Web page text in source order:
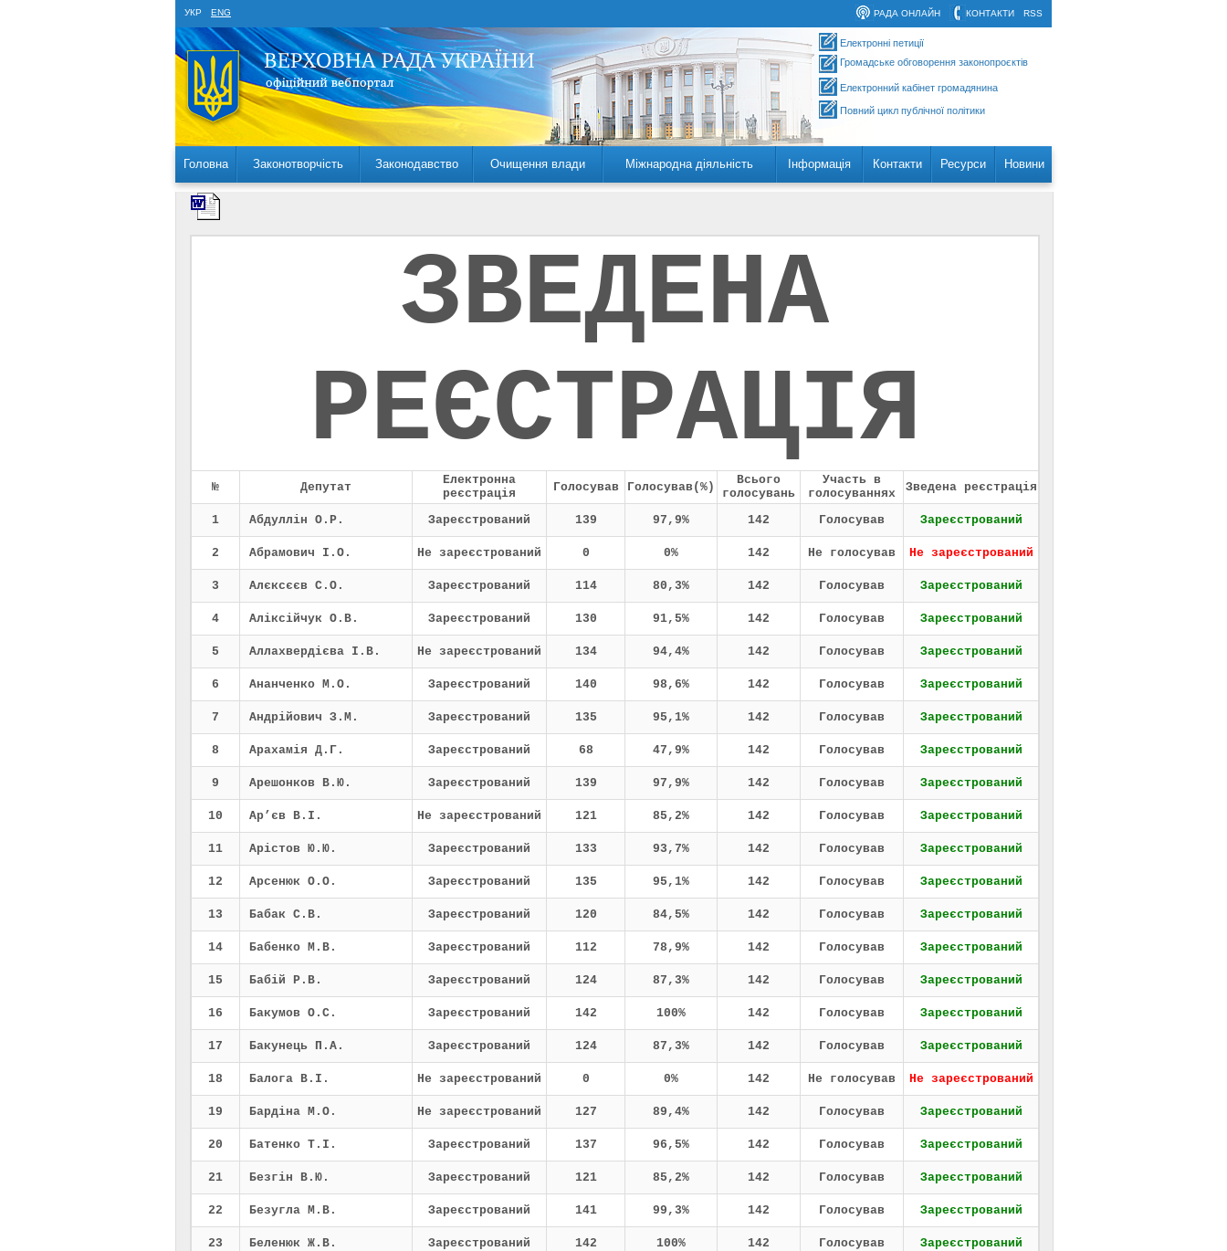
УКР ENG RSS
КОНТАКТИ
РАДА ОНЛАЙН
Електронні петиції
Громадське обговорення законопроєктів
Електронний кабінет громадянина
Повний цикл публічної політики
Головна Законотворчість Законодавство Очищення влади Міжнародна діяльність Інформація Контакти Ресурси Новини
ЗВЕДЕНА
РЕЄСТРАЦІЯ
№ Депутат
Електронна
реєстрація
Голосував Голосував(%)
Всього
голосувань
Участь в
голосуваннях
Зведена реєстрація
1 Абдуллін О.Р. Зареєстрований 139 97,9% 142 Голосував Зареєстрований
2 Абрамович І.О. Не зареєстрований 0 0% 142 Не голосував Не зареєстрований
3 Алєксєєв С.О. Зареєстрований 114 80,3% 142 Голосував Зареєстрований
4 Аліксійчук О.В. Зареєстрований 130 91,5% 142 Голосував Зареєстрований
5 Аллахвердієва І.В. Не зареєстрований 134 94,4% 142 Голосував Зареєстрований
6 Ананченко М.О. Зареєстрований 140 98,6% 142 Голосував Зареєстрований
7 Андрійович З.М. Зареєстрований 135 95,1% 142 Голосував Зареєстрований
8 Арахамія Д.Г. Зареєстрований 68 47,9% 142 Голосував Зареєстрований
9 Арешонков В.Ю. Зареєстрований 139 97,9% 142 Голосував Зареєстрований
10 Ар’єв В.І. Не зареєстрований 121 85,2% 142 Голосував Зареєстрований
11 Арістов Ю.Ю. Зареєстрований 133 93,7% 142 Голосував Зареєстрований
12 Арсенюк О.О. Зареєстрований 135 95,1% 142 Голосував Зареєстрований
13 Бабак С.В. Зареєстрований 120 84,5% 142 Голосував Зареєстрований
14 Бабенко М.В. Зареєстрований 112 78,9% 142 Голосував Зареєстрований
15 Бабій Р.В. Зареєстрований 124 87,3% 142 Голосував Зареєстрований
16 Бакумов О.С. Зареєстрований 142 100% 142 Голосував Зареєстрований
17 Бакунець П.А. Зареєстрований 124 87,3% 142 Голосував Зареєстрований
18 Балога В.І. Не зареєстрований 0 0% 142 Не голосував Не зареєстрований
19 Бардіна М.О. Не зареєстрований 127 89,4% 142 Голосував Зареєстрований
20 Батенко Т.І. Зареєстрований 137 96,5% 142 Голосував Зареєстрований
21 Безгін В.Ю. Зареєстрований 121 85,2% 142 Голосував Зареєстрований
22 Безугла М.В. Зареєстрований 141 99,3% 142 Голосував Зареєстрований
23 Беленюк Ж.В. Зареєстрований 142 100% 142 Голосував Зареєстрований